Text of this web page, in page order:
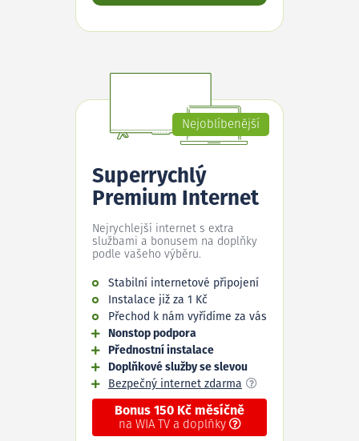
Nejoblíbenější
Superrychlý
Premium Internet
Nejrychlejší internet s extra
službami a bonusem na doplňky
podle vašeho výběru.
Stabilní internetové připojení
Instalace již za 1 Kč
Přechod k nám vyřídíme za vás
Nonstop podpora
Přednostní instalace
Doplňkové služby se slevou
Bezpečný internet zdarma
Bonus 150 Kč měsíčně
na WIA TV a doplňky